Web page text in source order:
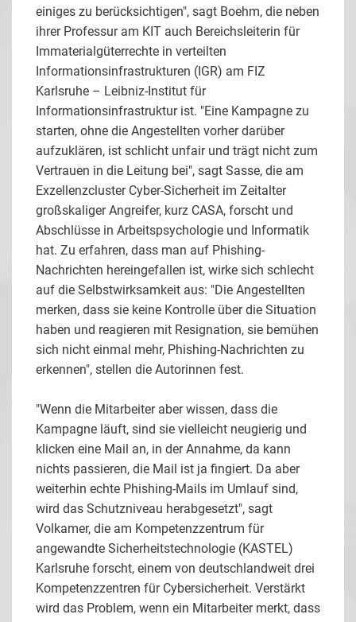
einiges zu berücksichtigen", sagt Boehm, die neben
ihrer Professur am KIT auch Bereichsleiterin für
Immaterialgüterrechte in verteilten
Informationsinfrastrukturen (IGR) am FIZ
Karlsruhe – Leibniz-Institut für
Informationsinfrastruktur ist. "Eine Kampagne zu
starten, ohne die Angestellten vorher darüber
aufzuklären, ist schlicht unfair und trägt nicht zum
Vertrauen in die Leitung bei", sagt Sasse, die am
Exzellenzcluster Cyber-Sicherheit im Zeitalter
großskaliger Angreifer, kurz CASA, forscht und
Abschlüsse in Arbeitspsychologie und Informatik
hat. Zu erfahren, dass man auf Phishing-
Nachrichten hereingefallen ist, wirke sich schlecht
auf die Selbstwirksamkeit aus: "Die Angestellten
merken, dass sie keine Kontrolle über die Situation
haben und reagieren mit Resignation, sie bemühen
sich nicht einmal mehr, Phishing-Nachrichten zu
erkennen", stellen die Autorinnen fest.
"Wenn die Mitarbeiter aber wissen, dass die
Kampagne läuft, sind sie vielleicht neugierig und
klicken eine Mail an, in der Annahme, da kann
nichts passieren, die Mail ist ja fingiert. Da aber
weiterhin echte Phishing-Mails im Umlauf sind,
wird das Schutzniveau herabgesetzt", sagt
Volkamer, die am Kompetenzzentrum für
angewandte Sicherheitstechnologie (KASTEL)
Karlsruhe forscht, einem von deutschlandweit drei
Kompetenzzentren für Cybersicherheit. Verstärkt
wird das Problem, wenn ein Mitarbeiter merkt, dass